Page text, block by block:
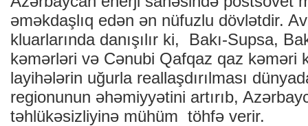
əməkdaşlıq edən ən nüfuzlu dövlətdir.
kluarlarında danışılır ki, Bakı-Supsa,
kəmərləri və Cənubi Qafqaz qaz kəməri
layihələrin uğurla reallaşdırılması
regionunun əhəmiyyətini artırıb,
təhlükəsizliyinə mühüm töhfə verir.